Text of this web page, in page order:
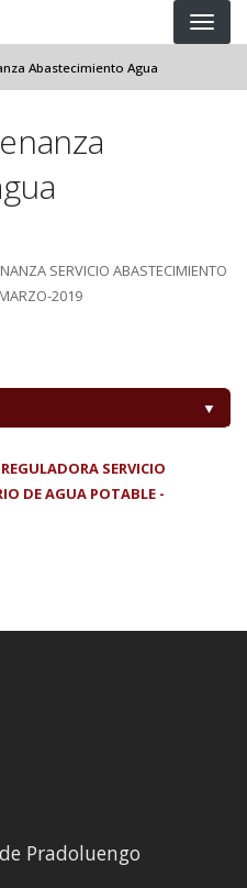
principal
Abastecimiento Agua
SERVICIO ABASTECIMIENTO
2019
▼
SERVICIO
DE AGUA POTABLE -
Pradoluengo